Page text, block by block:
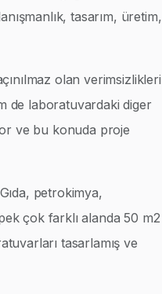
tasarım, üretim,
olan verimsizlikleri
de laboratuvardaki diger
ve bu konuda proje
petrokimya,
çok farklı alanda 50 m2
tasarlamış ve